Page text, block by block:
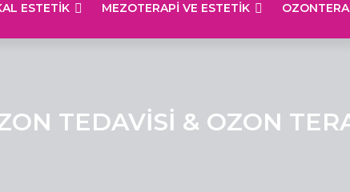
ESTETIK MEZOTERAPI VE ESTETIK
TEDAVISI & OZON